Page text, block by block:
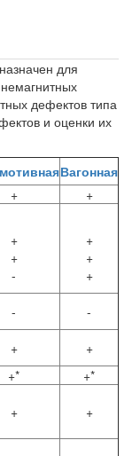
для
дефектов типа
и оценки их
Вагонная
+
+
+
+
-
+
+
+
-
-
+
+
+*
+*
+ +